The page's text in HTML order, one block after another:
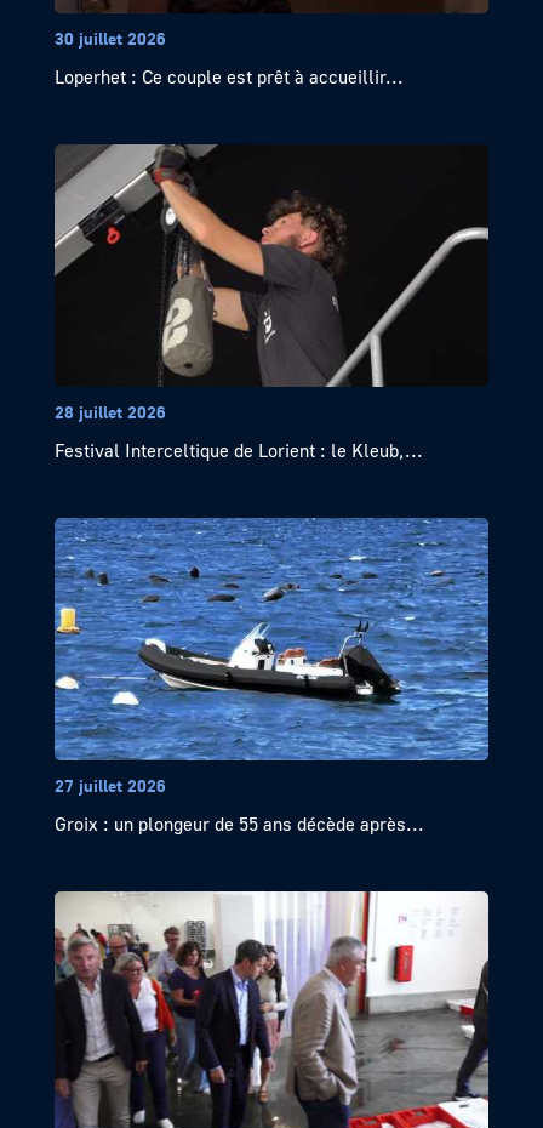
30 juillet 2026
Loperhet : Ce couple est prêt à accueillir...
28 juillet 2026
Festival Interceltique de Lorient : le Kleub,...
27 juillet 2026
Groix : un plongeur de 55 ans décède après...